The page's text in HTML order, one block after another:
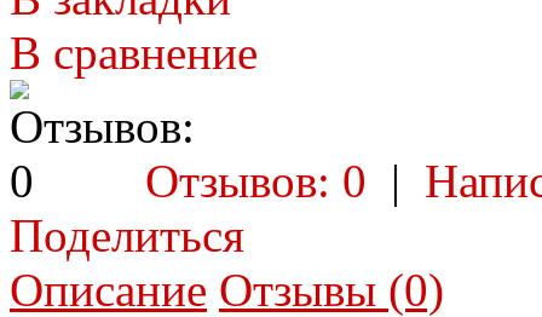
В сравнение
Отзывов: 0 |
Поделиться
Описание Отзывы (0)